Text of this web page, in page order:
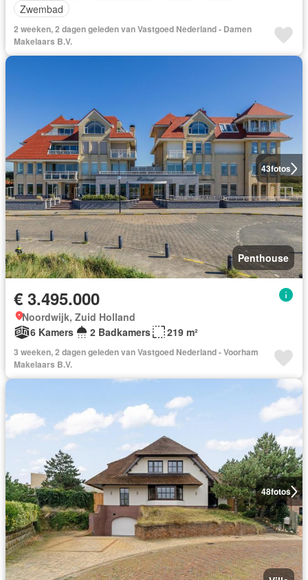
Zwembad
2 weeken, 2 dagen geleden van Vastgoed Nederland - Damen
Makelaars B.V.
43fotos
Penthouse
€ 3.495.000
Noordwijk, Zuid Holland
6 Kamers
2 Badkamers 219 m²
3 weeken, 2 dagen geleden van Vastgoed Nederland - Voorham
Makelaars B.V.
48fotos